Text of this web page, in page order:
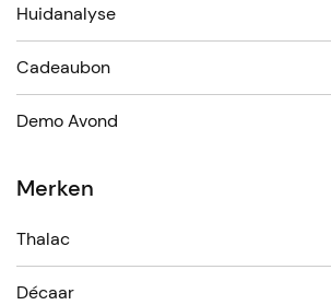
Huidanalyse
Cadeaubon
Demo Avond
Merken
Thalac
Décaar